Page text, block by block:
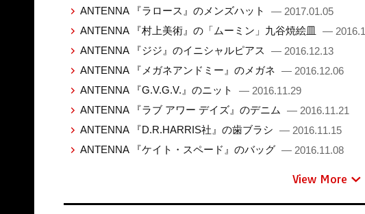
ANTENNA 『ラロース』のメンズハット
— 2017.01.05
ANTENNA 『村上美術』の「ムーミン」九谷焼絵皿
—
ANTENNA 『ジジ』のイニシャルピアス
— 2016.12.13
ANTENNA 『メガネアンドミー』のメガネ — 2016.12.06
ANTENNA 『G.V.G.V.』のニット
— 2016.11.29
ANTENNA 『ラブ アワー デイズ』のデニム
— 2016.11.21
ANTENNA 『D.R.HARRIS社』の歯ブラシ — 2016.11.15
ANTENNA 『ケイト・スペード』のバッグ — 2016.11.08
View More